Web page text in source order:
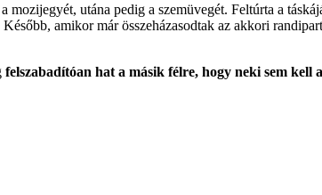
utána pedig a szemüvegét. Feltúrta a
amikor már összeházasodtak az akkori
felszabadítóan hat a másik félre, hogy neki sem kell